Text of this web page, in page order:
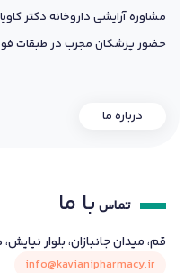
مشاوره آرایشی داروخانه دکتر
حضور پزشکان مجرب در طبقات
درباره ما
تماس با ما
قم، میدان جانبازان، بلوار
info@kavianipharmacy.ir